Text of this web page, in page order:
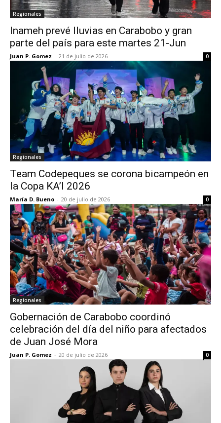
Regionales
Inameh prevé lluvias en Carabobo y gran
parte del país para este martes 21-Jun
Juan P. Gomez - 21 de julio de 2026 0
Regionales
Team Codepeques se corona bicampeón en
la Copa KA’I 2026
María D. Bueno - 20 de julio de 2026 0
Regionales
Gobernación de Carabobo coordinó
celebración del día del niño para afectados
de Juan José Mora
Juan P. Gomez - 20 de julio de 2026 0